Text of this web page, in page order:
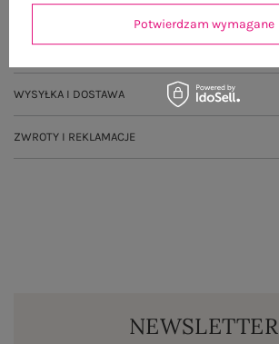
GŁÓWNE PARAMETRY
WYSYŁKA I DOSTAWA
ZWROTY I REKLAMACJE
NEWSLETTER
Potwierdzam wymagane